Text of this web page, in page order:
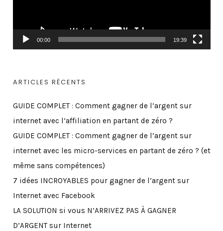
i
o
00:00 19:39
ARTICLES RÉCENTS
GUIDE COMPLET : Comment gagner de l’argent sur
internet avec l’affiliation en partant de zéro ?
GUIDE COMPLET : Comment gagner de l’argent sur
internet avec les micro-services en partant de zéro ? (et
même sans compétences)
7 idées INCROYABLES pour gagner de l’argent sur
Internet avec Facebook
LA SOLUTION si vous N’ARRIVEZ PAS À GAGNER
D’ARGENT sur Internet